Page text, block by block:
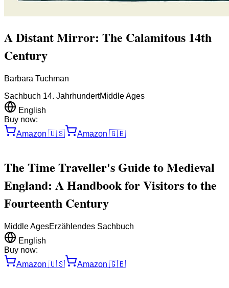
A Distant Mirror: The Calamitous 14th
Century
Barbara Tuchman
Sachbuch 14. JahrhundertMiddle Ages
English
Buy now:
Amazon 🇺🇸 Amazon 🇬🇧
The Time Traveller's Guide to Medieval
England: A Handbook for Visitors to the
Fourteenth Century
Middle AgesErzählendes Sachbuch
English
Buy now:
Amazon 🇺🇸 Amazon 🇬🇧